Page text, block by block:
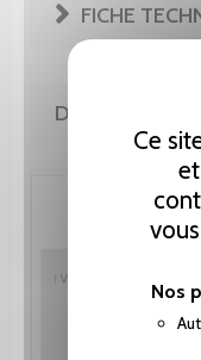
Ce
Nos
FICHE
DE LA MÊME